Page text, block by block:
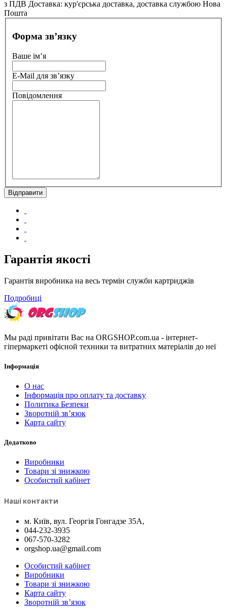
з ПДВ Доставка: кур'єрська доставка, доставка службою Нова
Пошта
Форма зв’язку
Ваше ім’я
E-Mail для зв’язку
Повідомлення
Гарантія якості
Гарантія виробника на весь термін служби картриджів
Подробиці
Мы раді привітати Вас на ORGSHOP.com.ua - інтернет-
гіпермаркеті офісной техники та витратних матеріалів до неї
Інформація
О нас
Інформація про оплату та доставку
Политика Безпеки
Зворотній зв’язок
Карта сайту
Додатково
Виробники
Товари зі знижкою
Особистий кабінет
Наші контакти
м. Київ, вул. Георгія Гонгадзе 35A,
044-232-3935
067-570-3282
orgshop.ua@gmail.com
Особистий кабінет
Виробники
Товари зі знижкою
Карта сайту
Зворотній зв’язок